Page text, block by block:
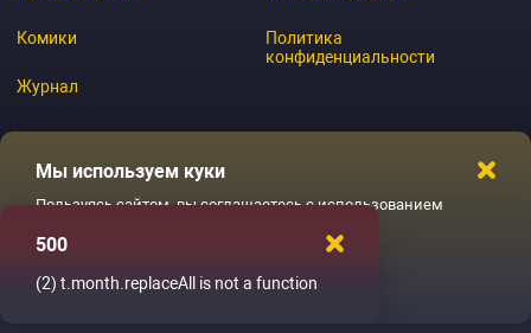
Комики
Журнал
Политика
конфиденциальности
Мы используем куки
Пользуясь сайтом, вы соглашаетесь с использованием
Ладненько
500
(2) t.month.replaceAll is not a function